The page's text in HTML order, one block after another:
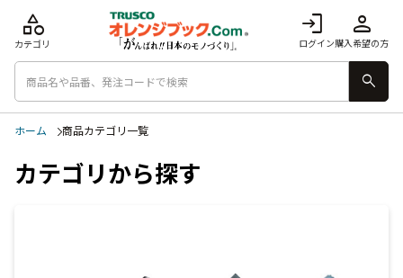
login
ログイン
person
購入希望の方
category
カテゴリ
search
ホーム 商品カテゴリ一覧
カテゴリから探す